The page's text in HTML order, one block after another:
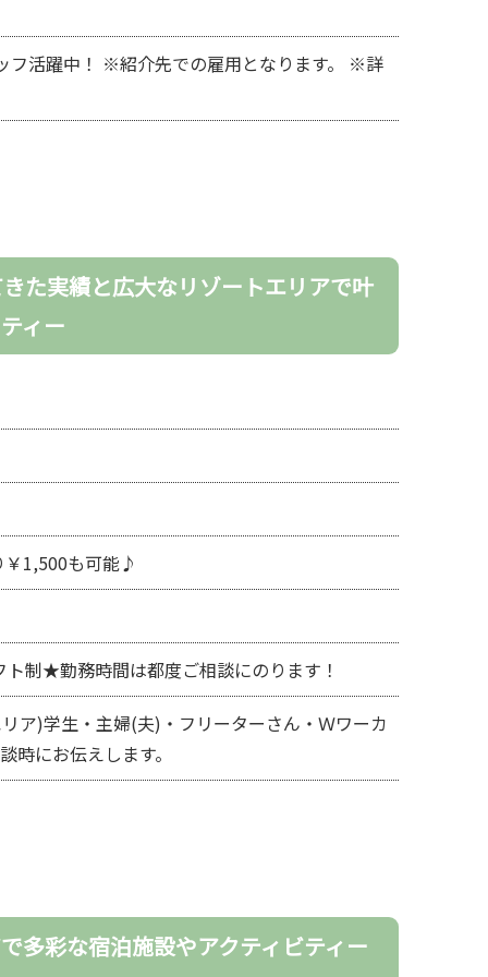
フ活躍中！ ※紹介先での雇用となります。 ※詳
た実績と広大なリゾートエリアで叶
ィー
1,500も可能♪
制★勤務時間は都度ご相談にのります！
ア)学生・主婦(夫)・フリーターさん・Ｗワーカ
にお伝えします。
多彩な宿泊施設やアクティビティー